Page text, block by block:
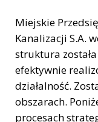
Miejskie
Kanalizacji S.A.
struktura
efektywnie
działalność.
obszarach.
procesach